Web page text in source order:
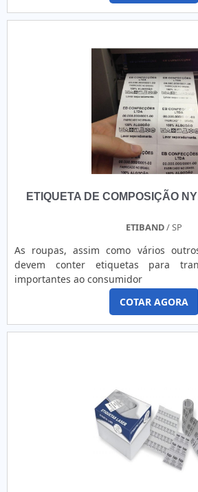
ETIQUETA DE COMPOSIÇÃO
ETIBAND/ SP
As roupas, assim como vários
devem conter etiquetas para
importantes ao consumidor
COTAR AGORA